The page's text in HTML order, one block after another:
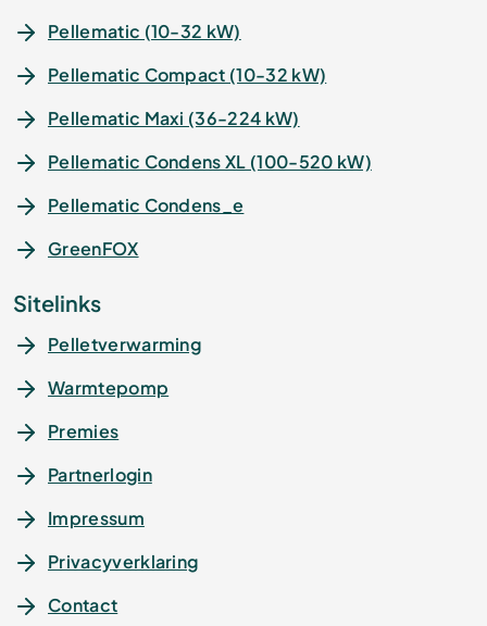
Pellematic (10-32 kW)
Pellematic Compact (10-32 kW)
Pellematic Maxi (36-224 kW)
Pellematic Condens XL (100-520 kW)
Pellematic Condens_e
GreenFOX
Sitelinks
Pelletverwarming
Warmtepomp
Premies
Partnerlogin
Impressum
Privacyverklaring
Contact